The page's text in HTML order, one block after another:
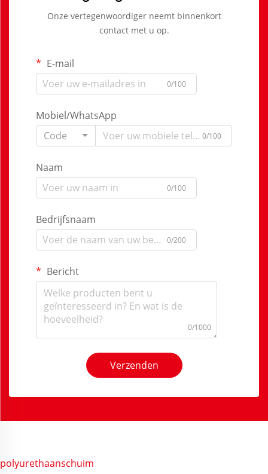
Onze vertegenwoordiger neemt binnenkort
contact met u op.
E-mail
0/100
Mobiel/WhatsApp
Code
0/100
Naam
0/100
Bedrijfsnaam
0/200
Bericht
0/1000
Verzenden
polyurethaanschuim